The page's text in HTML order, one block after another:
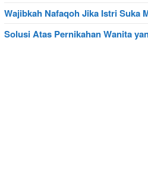
Wajibkah Nafaqoh Jika Istri Suka
Solusi Atas Pernikahan Wanita